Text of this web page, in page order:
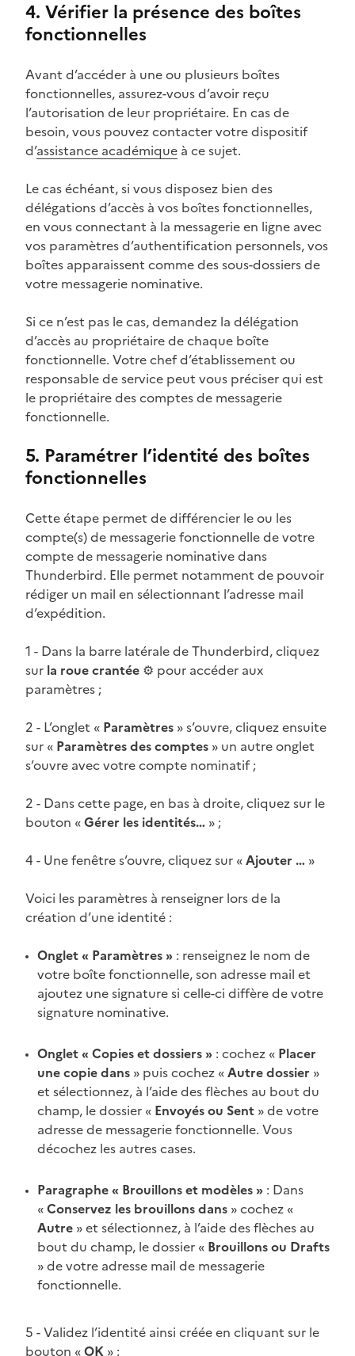
4. Vérifier la présence des boîtes
fonctionnelles
Avant d’accéder à une ou plusieurs boîtes
fonctionnelles, assurez-vous d’avoir reçu
l’autorisation de leur propriétaire. En cas de
besoin, vous pouvez contacter votre dispositif
d’assistance académique à ce sujet.
Le cas échéant, si vous disposez bien des
délégations d’accès à vos boîtes fonctionnelles,
en vous connectant à la messagerie en ligne avec
vos paramètres d’authentification personnels, vos
boîtes apparaissent comme des sous-dossiers de
votre messagerie nominative.
Si ce n’est pas le cas, demandez la délégation
d’accès au propriétaire de chaque boîte
fonctionnelle. Votre chef d’établissement ou
responsable de service peut vous préciser qui est
le propriétaire des comptes de messagerie
fonctionnelle.
5. Paramétrer l’identité des boîtes
fonctionnelles
Cette étape permet de différencier le ou les
compte(s) de messagerie fonctionnelle de votre
compte de messagerie nominative dans
Thunderbird. Elle permet notamment de pouvoir
rédiger un mail en sélectionnant l’adresse mail
d’expédition.
1 - Dans la barre latérale de Thunderbird, cliquez
sur la roue crantée ⚙️ pour accéder aux
paramètres ;
2 - L’onglet « Paramètres » s’ouvre, cliquez ensuite
sur « Paramètres des comptes » un autre onglet
s’ouvre avec votre compte nominatif ;
2 - Dans cette page, en bas à droite, cliquez sur le
bouton «Gérer les identités… » ;
4 - Une fenêtre s’ouvre, cliquez sur «Ajouter … »
Voici les paramètres à renseigner lors de la
création d’une identité :
Onglet « Paramètres » : renseignez le nom de
votre boîte fonctionnelle, son adresse mail et
ajoutez une signature si celle-ci diffère de votre
signature nominative.
Onglet « Copies et dossiers » : cochez « Placer
une copie dans » puis cochez «Autre dossier »
et sélectionnez, à l’aide des flèches au bout du
champ, le dossier « Envoyés ou Sent » de votre
adresse de messagerie fonctionnelle. Vous
décochez les autres cases.
Paragraphe « Brouillons et modèles » : Dans
«Conservez les brouillons dans » cochez «
Autre » et sélectionnez, à l’aide des flèches au
bout du champ, le dossier « Brouillons ou Drafts
» de votre adresse mail de messagerie
fonctionnelle.
5 - Validez l’identité ainsi créée en cliquant sur le
bouton «OK » ;